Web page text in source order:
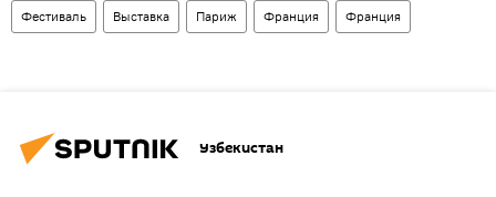
Фестиваль Выставка Париж Франция Франция
Узбекистан